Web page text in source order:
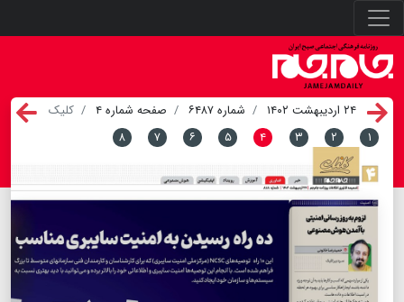
۲۴ اردیبهشت ۱۴۰۲ شماره ۶۴۸۷ صفحه شماره ۴
کلیک
۱
۲ ۳ ۴ ۵ ۶ ۷ ۸